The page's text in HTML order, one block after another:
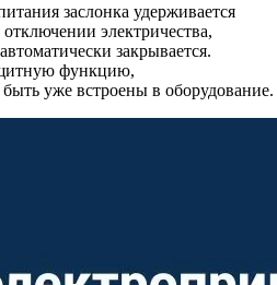
заслонка удерживается
электричества,
закрывается.
функцию,
уже встроены в оборудование.